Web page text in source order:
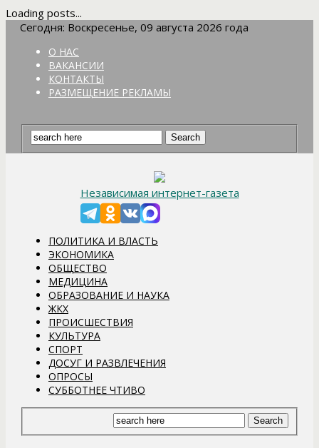
Loading posts...
Сегодня: Воскресенье, 09 августа 2026 года
О НАС
ВАКАНСИИ
КОНТАКТЫ
РАЗМЕЩЕНИЕ РЕКЛАМЫ
Независимая интернет-газета
ПОЛИТИКА И ВЛАСТЬ
ЭКОНОМИКА
ОБЩЕСТВО
МЕДИЦИНА
ОБРАЗОВАНИЕ И НАУКА
ЖКХ
ПРОИСШЕСТВИЯ
КУЛЬТУРА
СПОРТ
ДОСУГ И РАЗВЛЕЧЕНИЯ
ОПРОСЫ
СУББОТНЕЕ ЧТИВО